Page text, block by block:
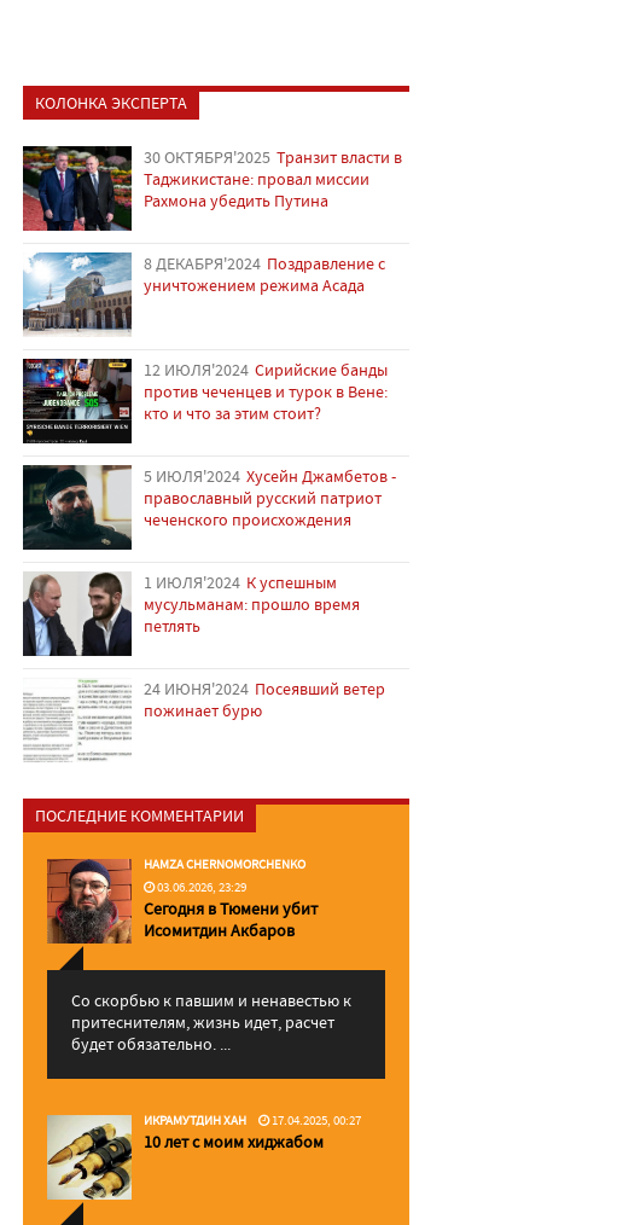
КОЛОНКА ЭКСПЕРТА
30 ОКТЯБРЯ'2025 Транзит власти в
Таджикистане: провал миссии
Рахмона убедить Путина
8 ДЕКАБРЯ'2024 Поздравление с
уничтожением режима Асада
12 ИЮЛЯ'2024 Сирийские банды
против чеченцев и турок в Вене:
кто и что за этим стоит?
5 ИЮЛЯ'2024 Хусейн Джамбетов -
православный русский патриот
чеченского происхождения
1 ИЮЛЯ'2024 К успешным
мусульманам: прошло время
петлять
24 ИЮНЯ'2024 Посеявший ветер
пожинает бурю
ПОСЛЕДНИЕ КОММЕНТАРИИ
HAMZA CHERNOMORCHENKO
03.06.2026, 23:29
Сегодня в Тюмени убит
Исомитдин Акбаров
Со скорбью к павшим и ненавестью к
притеснителям, жизнь идет, расчет
будет обязательно. ...
ИКРАМУТДИН ХАН 17.04.2025, 00:27
10 лет с моим хиджабом